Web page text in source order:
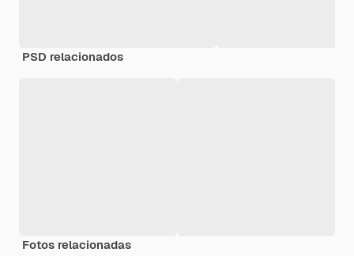
PSD relacionados
Fotos relacionadas